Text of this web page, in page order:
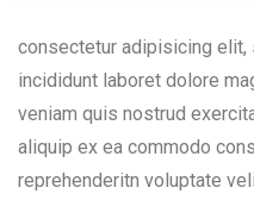
consectetur adipisicing
incididunt laboret dolore
veniam quis nostrud
aliquip ex ea commodo
reprehenderitn voluptate